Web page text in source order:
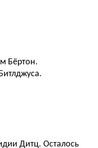
Бёртон.
Дитц. Осталось